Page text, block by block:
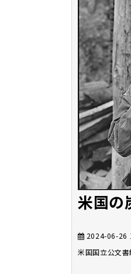
米国の
2024-06-26
米国国立公文書